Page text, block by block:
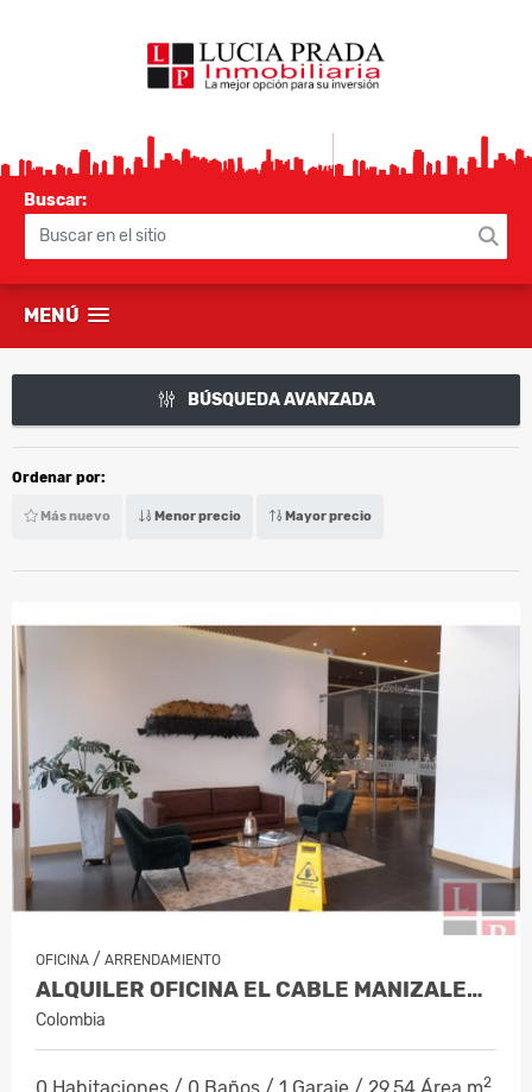
Buscar:
MENÚ
BÚSQUEDA AVANZADA
Ordenar por:
Más nuevo Menor precio Mayor precio
OFICINA / ARRENDAMIENTO
ALQUILER OFICINA EL CABLE MANIZALES, CÓDIGO 10227808
Colombia
2